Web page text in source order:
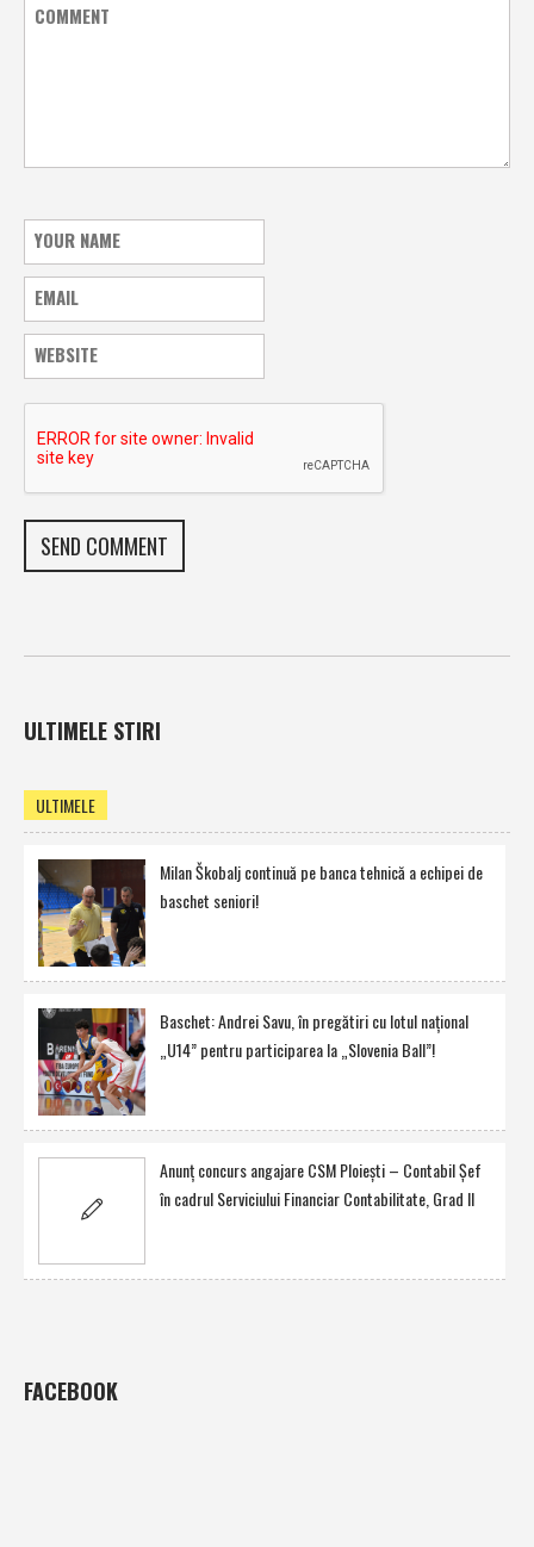
ULTIMELE STIRI
ULTIMELE
Milan Škobalj continuă pe banca tehnică a echipei de
baschet seniori!
Baschet: Andrei Savu, în pregătiri cu lotul naţional
„U14” pentru participarea la „Slovenia Ball”!
Anunţ concurs angajare CSM Ploieşti – Contabil Şef
în cadrul Serviciului Financiar Contabilitate, Grad II
FACEBOOK